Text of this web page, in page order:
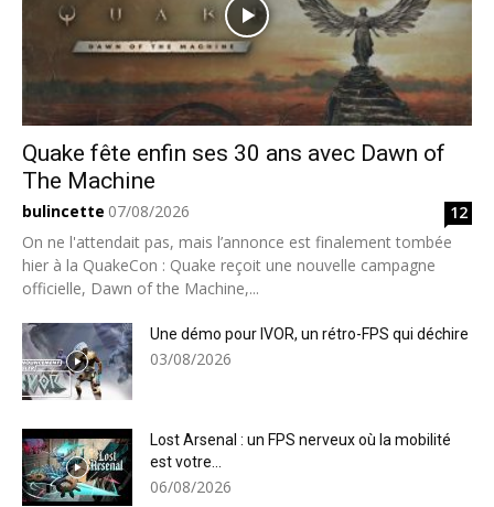
Quake fête enfin ses 30 ans avec Dawn of
The Machine
bulincette 07/08/2026
12
On ne l'attendait pas, mais l’annonce est finalement tombée
hier à la QuakeCon : Quake reçoit une nouvelle campagne
officielle, Dawn of the Machine,...
Une démo pour IVOR, un rétro-FPS qui déchire
03/08/2026
Lost Arsenal : un FPS nerveux où la mobilité
est votre...
06/08/2026